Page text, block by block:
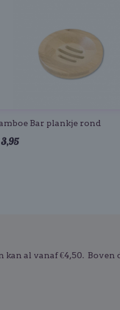
Bar plankje rond
al vanaf €4,50. Boven